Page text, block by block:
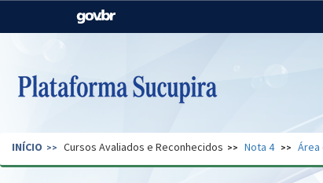
Casa Civil
Pecuária e Abastecimento
Secretaria de Governo Gabinete de
INÍCIO Cursos Avaliados e Reconhecidos Nota 4 Área